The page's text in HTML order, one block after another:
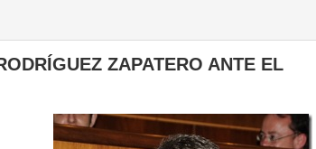
ZAPATERO ANTE EL